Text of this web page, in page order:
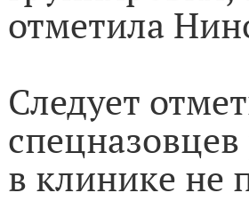
отметила
Следует
в клинике не